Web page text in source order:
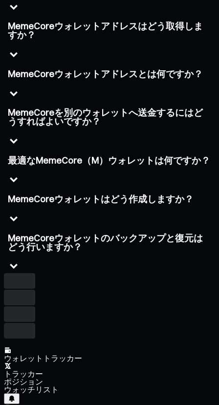
MemeCoreウォレットアドレスはどう取得しま
すか？
MemeCoreウォレットアドレスとは何ですか？
MemeCoreを別のウォレットへ送金するにはど
うすればよいですか？
最適なMemeCore（M）ウォレットは何ですか？
MemeCoreウォレットはどう作成しますか？
MemeCoreウォレットのバックアップと復元は
どう行いますか？
ウォレットトラッカー
トラッカー
ポジション
ウォッチリスト